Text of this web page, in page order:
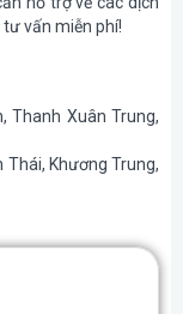
vấn miễn phí!
Thanh Xuân Trung,
Thái, Khương Trung,